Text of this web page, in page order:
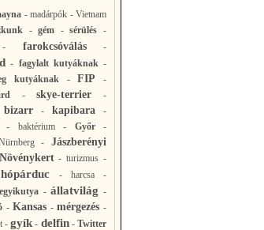
- madárpók - Vietnam
-gém -sérülés -
farokcsóválás-
- fagylalt kutyáknak-
kutyáknak-FIP -
-skye-terrier -
bizarr - kapibara -
- baktérium- Győr-
- Jászberényi
-turizmus -
hópárduc - harcsa-
-állatvilág -
-Kansas -mérgezés -
- gyík- delfin- Twitter